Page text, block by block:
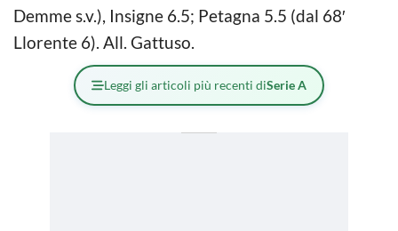
Demme s.v.), Insigne 6.5; Petagna 5.5 (dal 68′
Llorente 6). All. Gattuso.
Leggi gli articoli più recenti diSerie A